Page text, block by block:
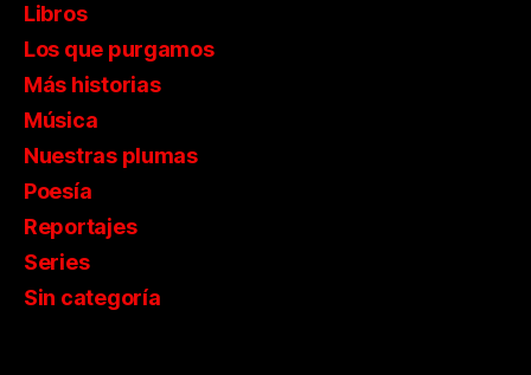
Libros
Los que purgamos
Más historias
Música
Nuestras plumas
Poesía
Reportajes
Series
Sin categoría